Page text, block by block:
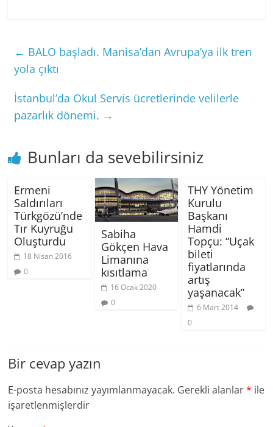
← BALO başladı. Manisa’dan Avrupa’ya ilk tren
yola çıktı
İstanbul’da Okul Servis ücretlerinde velilerle
pazarlık dönemi. →
Bunları da sevebilirsiniz
Ermeni
Saldırıları
Türkgözü’nde
Tır Kuyruğu
Oluşturdu
18 Nisan 2016
0
Sabiha
Gökçen Hava
Limanına
kısıtlama
16 Ocak 2020
0
THY Yönetim
Kurulu
Başkanı
Hamdi
Topçu: “Uçak
bileti
fiyatlarında
artış
yaşanacak”
6 Mart 2014
0
Bir cevap yazın
E-posta hesabınız yayımlanmayacak. Gerekli alanlar* ile
işaretlenmişlerdir